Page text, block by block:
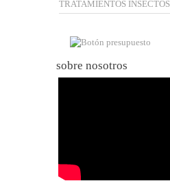
TRATAMIENTOS
sobre nosotros